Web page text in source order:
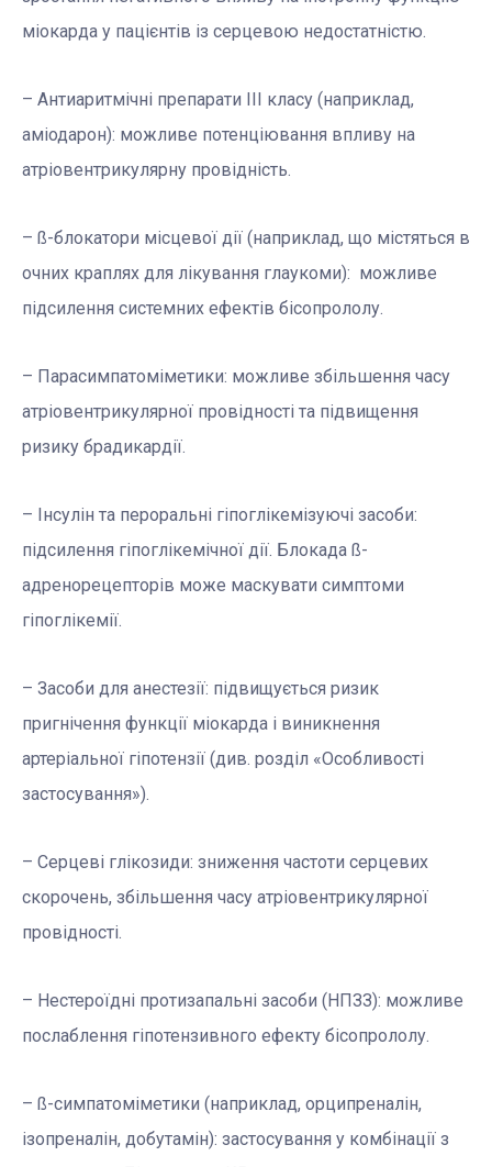
міокарда у пацієнтів із серцевою недостатністю.
– Антиаритмічні препарати ІІІ класу (наприклад,
аміодарон): можливе потенціювання впливу на
атріовентрикулярну провідність.
– ß-блокатори місцевої дії (наприклад, що містяться в
очних краплях для лікування глаукоми): можливе
підсилення системних ефектів бісопрололу.
– Парасимпатоміметики: можливе збільшення часу
атріовентрикулярної провідності та підвищення
ризику брадикардії.
– Інсулін та пероральні гіпоглікемізуючі засоби:
підсилення гіпоглікемічної дії. Блокада ß-
адренорецепторів може маскувати симптоми
гіпоглікемії.
– Засоби для анестезії: підвищується ризик
пригнічення функції міокарда і виникнення
артеріальної гіпотензії (див. розділ «Особливості
застосування»).
– Серцеві глікозиди: зниження частоти серцевих
скорочень, збільшення часу атріовентрикулярної
провідності.
– Нестероїдні протизапальні засоби (НПЗЗ): можливе
послаблення гіпотензивного ефекту бісопрололу.
– ß-симпатоміметики (наприклад, орципреналін,
ізопреналін, добутамін): застосування у комбінації з